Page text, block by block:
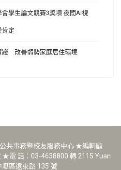
學生論文競賽3獎項 夜間AI視
肯定
踐 改善弱勢家庭居住環境
共事務暨校友服務中心 ★編輯顧
電 話：03-4638800 轉 2115 Yuan
區遠東路 135 號